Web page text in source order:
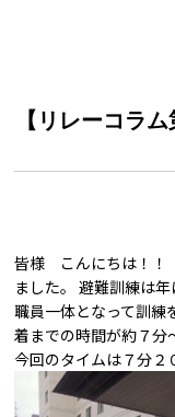
【リレーコラ
皆様 こんにちは！！
ました。 避難訓練は
職員一体となって訓練
着までの時間が約７分
今回のタイムは７分２